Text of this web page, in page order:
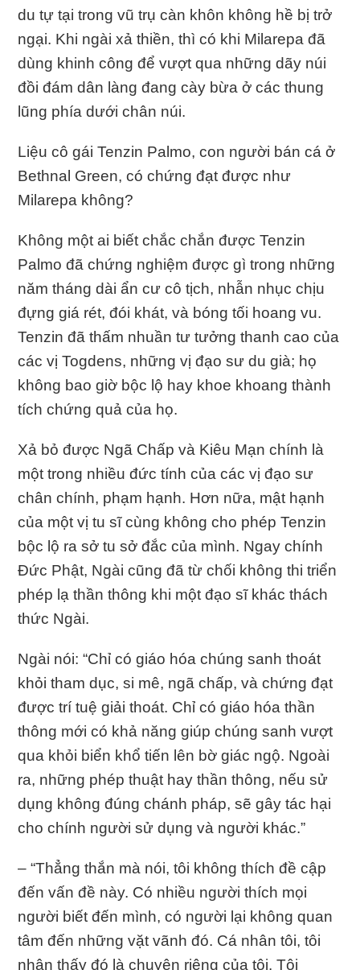
du tự tại trong vũ trụ càn khôn không hề bị trở
ngại. Khi ngài xả thiền, thì có khi Milarepa đã
dùng khinh công để vượt qua những dãy núi
đồi đám dân làng đang cày bừa ở các thung
lũng phía dưới chân núi.
Liệu cô gái Tenzin Palmo, con người bán cá ở
Bethnal Green, có chứng đạt được như
Milarepa không?
Không một ai biết chắc chắn được Tenzin
Palmo đã chứng nghiệm được gì trong những
năm tháng dài ẩn cư cô tịch, nhẫn nhục chịu
đựng giá rét, đói khát, và bóng tối hoang vu.
Tenzin đã thấm nhuần tư tưởng thanh cao của
các vị Togdens, những vị đạo sư du già; họ
không bao giờ bộc lộ hay khoe khoang thành
tích chứng quả của họ.
Xả bỏ được Ngã Chấp và Kiêu Mạn chính là
một trong nhiều đức tính của các vị đạo sư
chân chính, phạm hạnh. Hơn nữa, mật hạnh
của một vị tu sĩ cùng không cho phép Tenzin
bộc lộ ra sở tu sở đắc của mình. Ngay chính
Đức Phật, Ngài cũng đã từ chối không thi triển
phép lạ thần thông khi một đạo sĩ khác thách
thức Ngài.
Ngài nói: “Chỉ có giáo hóa chúng sanh thoát
khỏi tham dục, si mê, ngã chấp, và chứng đạt
được trí tuệ giải thoát. Chỉ có giáo hóa thần
thông mới có khả năng giúp chúng sanh vượt
qua khỏi biển khổ tiến lên bờ giác ngộ. Ngoài
ra, những phép thuật hay thần thông, nếu sử
dụng không đúng chánh pháp, sẽ gây tác hại
cho chính người sử dụng và người khác.”
– “Thẳng thắn mà nói, tôi không thích đề cập
đến vấn đề này. Có nhiều người thích mọi
người biết đến mình, có người lại không quan
tâm đến những vặt vãnh đó. Cá nhân tôi, tôi
nhận thấy đó là chuyện riêng của tôi. Tôi